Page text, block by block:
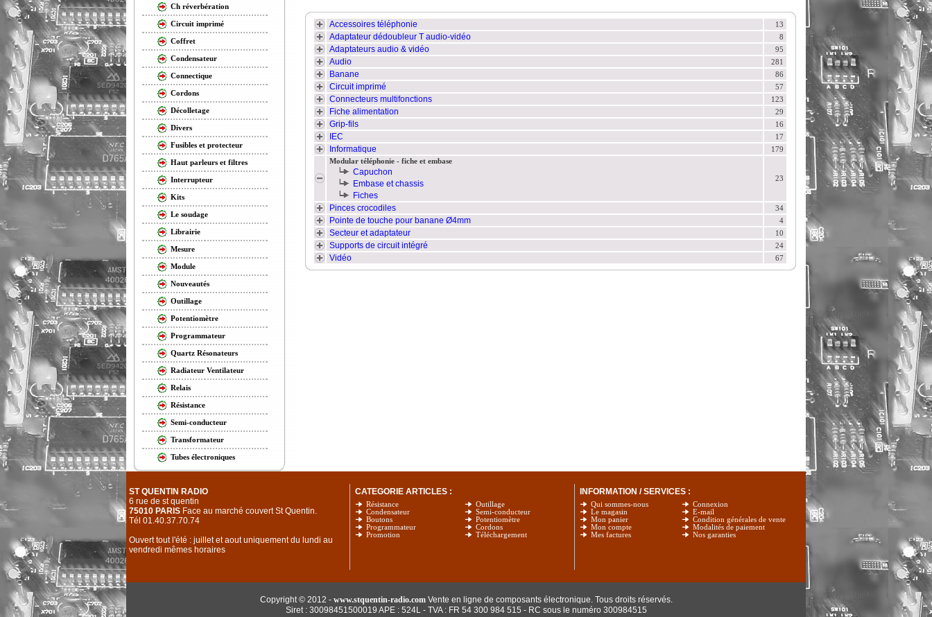
Ch réverbération
Circuit imprimé
Coffret
Condensateur
Connectique
Cordons
Décolletage
Divers
Fusibles et protecteur
Haut parleurs et filtres
Interrupteur
Kits
Le soudage
Librairie
Mesure
Module
Nouveautés
Outillage
Potentiomètre
Programmateur
Quartz Résonateurs
Radiateur Ventilateur
Relais
Résistance
Semi-conducteur
Transformateur
Tubes électroniques
Accessoires téléphonie 13
Adaptateur dédoubleur T audio-vidéo 8
Adaptateurs audio & vidéo 95
Audio 281
Banane 86
Circuit imprimé 57
Connecteurs multifonctions 123
Fiche alimentation 29
Grip-fils 16
IEC 17
Informatique
179
Modular téléphonie - fiche et embase
Capuchon
Embase et chassis
Fiches
23
Pinces crocodiles 34
Pointe de touche pour banane Ø4mm 4
Secteur et adaptateur 10
Supports de circuit intégré 24
Vidéo 67
ST QUENTIN RADIO
6 rue de st quentin
75010 PARIS Face au marché couvert St Quentin.
Tél 01.40.37.70.74
Ouvert tout l'été : juillet et aout uniquement du lundi au
vendredi mêmes horaires
CATEGORIE ARTICLES :
Résistance
Condensateur
Boutons
Programmateur
Promotion
Outillage
Semi-conducteur
Potentiomètre
Cordons
Téléchargement
INFORMATION / SERVICES :
Qui sommes-nous
Le magasin
Mon panier
Mon compte
Mes factures
Connexion
E-mail
Condition générales de vente
Modalités de paiement
Nos garanties
Copyright © 2012 - www.stquentin-radio.comVente en ligne de composants électronique. Tous droits réservés.
Siret : 30098451500019 APE : 524L - TVA : FR 54 300 984 515 - RC sous le numéro 300984515